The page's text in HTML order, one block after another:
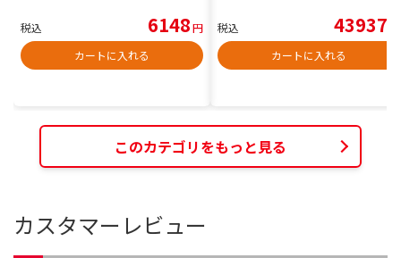
税込 6148円
カートに入れる
税込 43937
カートに入れる
このカテゴリをもっと見る
カスタマーレビュー